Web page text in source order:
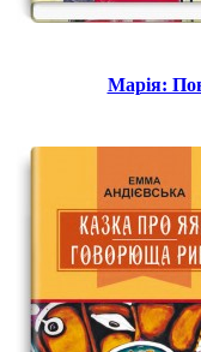
Марія: